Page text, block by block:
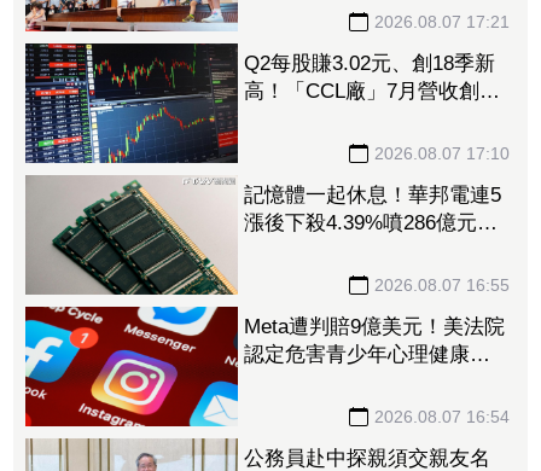
2026.08.07 17:21
Q2每股賺3.02元、創18季新
高！「CCL廠」7月營收創近
2026.08.07 17:10
記憶體一起休息！華邦電連5
漲後下殺4.39%噴286億元
2026.08.07 16:55
Meta遭判賠9億美元！美法院
認定危害青少年心理健康
2026.08.07 16:54
公務員赴中探親須交親友名